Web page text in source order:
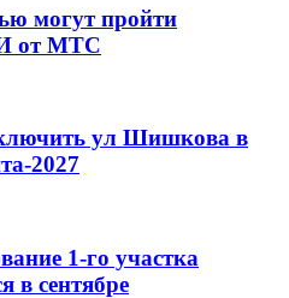
могут пройти
от МТС
ул Шишкова в
2027
1-го участка
в сентябре